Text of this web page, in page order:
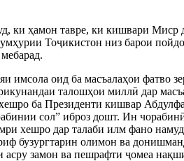
ки ҳамон тавре, ки кишвари Миср
Тоҷикистон низ барои
имсола оид ба масъалаҳои фатво
талошҳои миллӣ дар
ба Президенти кишвар
сол” иброз дошт. Ин
хешро дар талаби илм фано
бузургтарин олимон ва
замон ва пешрафти ҷомеа